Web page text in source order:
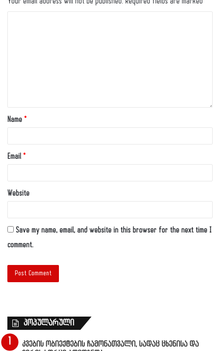
Name *
Email *
Website
Save my name, email, and website in this browser for the next time I
comment.
პოპულარული
კვების ობიექტების ჩამონათვალი, სადაც ცხენისა და